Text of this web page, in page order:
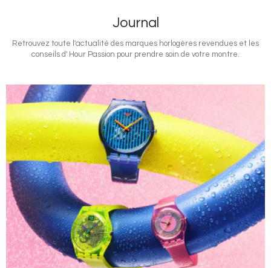
Journal
Retrouvez toute l'actualité des marques horlogères revendues et les
conseils d' Hour Passion pour prendre soin de votre montre.
Image